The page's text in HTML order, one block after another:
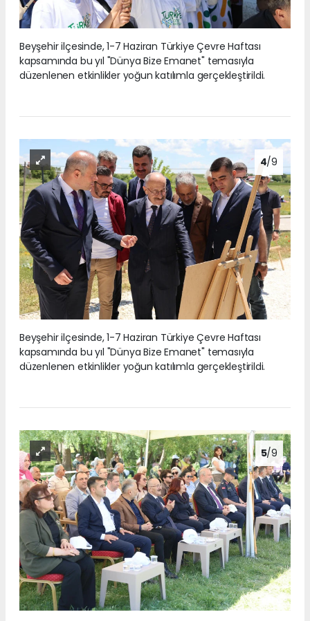
Beyşehir ilçesinde, 1-7 Haziran Türkiye Çevre Haftası
kapsamında bu yıl "Dünya Bize Emanet" temasıyla
düzenlenen etkinlikler yoğun katılımla gerçekleştirildi.
4/9
Beyşehir ilçesinde, 1-7 Haziran Türkiye Çevre Haftası
kapsamında bu yıl "Dünya Bize Emanet" temasıyla
düzenlenen etkinlikler yoğun katılımla gerçekleştirildi.
5/9